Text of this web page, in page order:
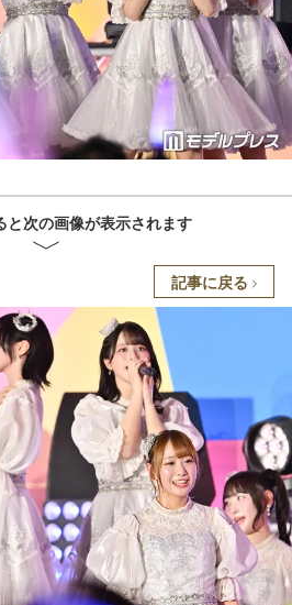
と次の画像が表示されます
記事に戻る